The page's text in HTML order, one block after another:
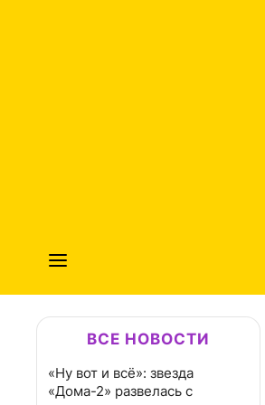
ВСЕ НОВОСТИ
«Ну вот и всё»: звезда
«Дома-2» развелась с